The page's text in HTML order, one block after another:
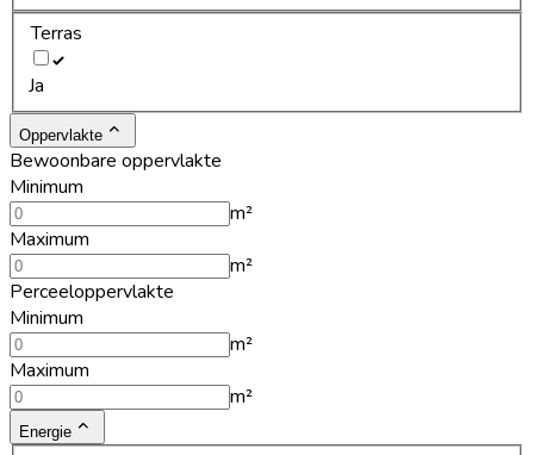
Terras
Ja
Oppervlakte
Bewoonbare oppervlakte
Minimum
m²
Maximum
m²
Perceeloppervlakte
Minimum
m²
Maximum
m²
Energie